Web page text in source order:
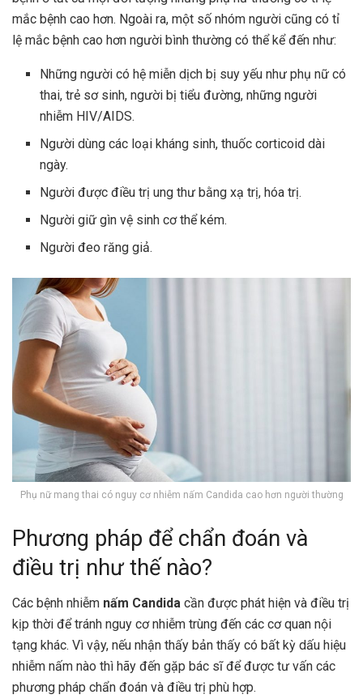
mắc bệnh cao hơn. Ngoài ra, một số nhóm người cũng có tỉ
lệ mắc bệnh cao hơn người bình thường có thể kể đến như:
Những người có hệ miễn dịch bị suy yếu như phụ nữ có
thai, trẻ sơ sinh, người bị tiểu đường, những người
nhiễm HIV/AIDS.
Người dùng các loại kháng sinh, thuốc corticoid dài
ngày.
Người được điều trị ung thư bằng xạ trị, hóa trị.
Người giữ gìn vệ sinh cơ thể kém.
Người đeo răng giả.
Phụ nữ mang thai có nguy cơ nhiễm nấm Candida cao hơn người thường
Phương pháp để chẩn đoán và
điều trị như thế nào?
Các bệnh nhiễm nấm Candida cần được phát hiện và điều trị
kịp thời để tránh nguy cơ nhiễm trùng đến các cơ quan nội
tạng khác. Vì vậy, nếu nhận thấy bản thấy có bất kỳ dấu hiệu
nhiễm nấm nào thì hãy đến gặp bác sĩ để được tư vấn các
phương pháp chẩn đoán và điều trị phù hợp.